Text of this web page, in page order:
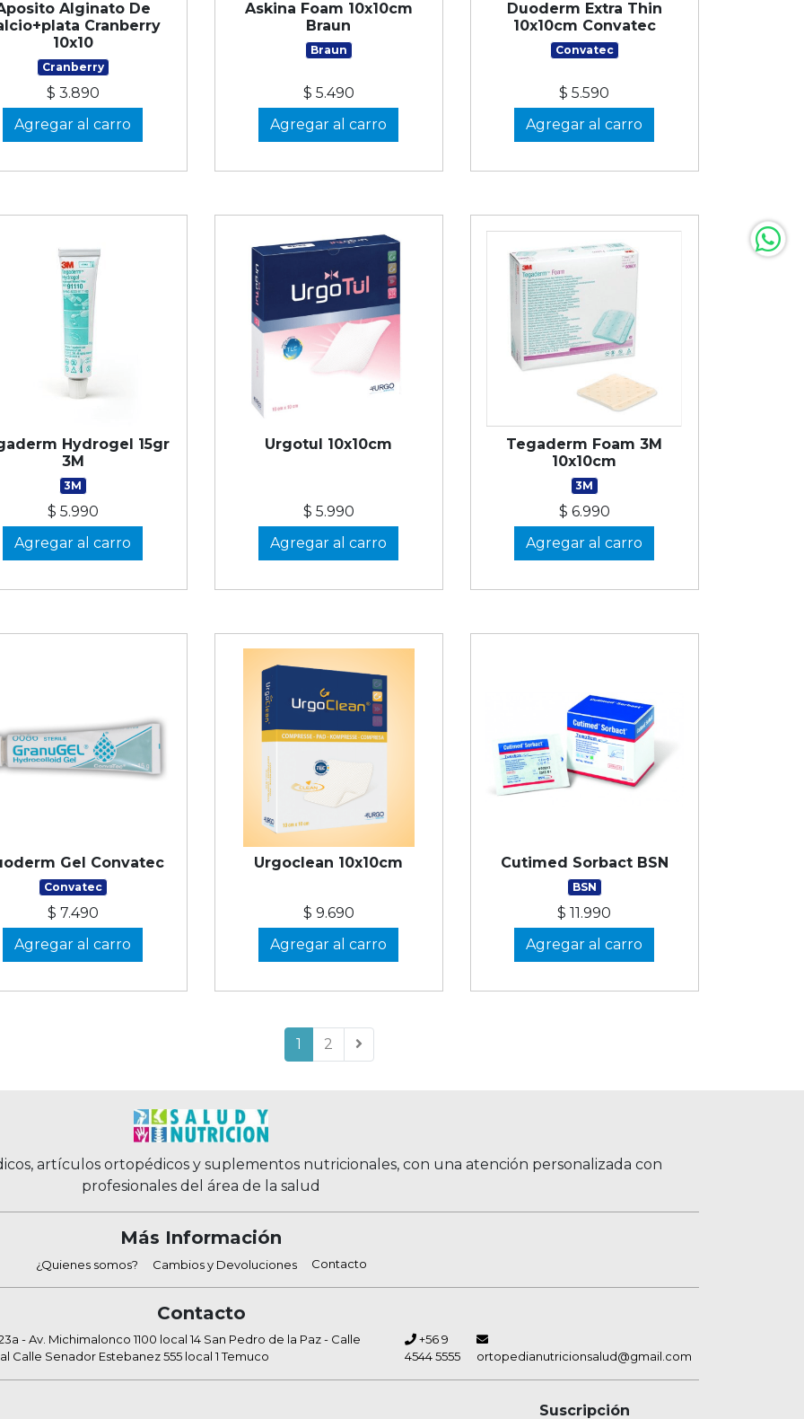
Alginato De
Cranberry
10x10
Cranberry
$ 3.890
Agregar al carro
Askina Foam 10x10cm
Braun
Braun
$ 5.490
Agregar al carro
Duoderm Extra Thin
10x10cm Convatec
Convatec
$ 5.590
Agregar al carro
Hydrogel 15gr
3M
3M
$ 5.990
Agregar al carro
Urgotul 10x10cm
$ 5.990
Agregar al carro
Tegaderm Foam 3M
10x10cm
3M
$ 6.990
Agregar al carro
Gel Convatec
Convatec
$ 7.490
Agregar al carro
Urgoclean 10x10cm
$ 9.690
Agregar al carro
Cutimed Sorbact BSN
BSN
$ 11.990
Agregar al carro
1 2
artículos ortopédicos y suplementos nutricionales, con una atención personalizada con
profesionales del área de la salud
Más Información
¿Quienes somos? Cambios y Devoluciones Contacto
Contacto
- Av. Michimalonco 1100 local 14 San Pedro de la Paz - Calle
Calle Senador Estebanez 555 local 1 Temuco
+56 9
4544 5555
ortopedianutricionsalud@gmail.com
Suscripción